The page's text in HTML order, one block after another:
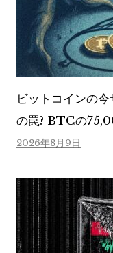
ビットコインの
の罠? BTCの
2026年8月9日